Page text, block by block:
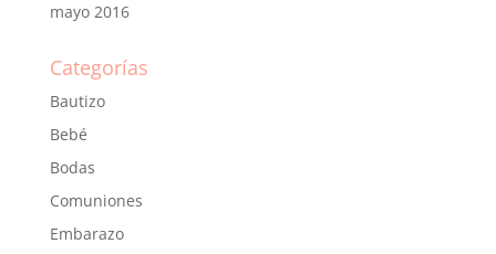
mayo 2016
Categorías
Bautizo
Bebé
Bodas
Comuniones
Embarazo